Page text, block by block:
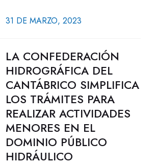
31 DE MARZO, 2023
LA CONFEDERACIÓN
HIDROGRÁFICA DEL
CANTÁBRICO SIMPLIFICA
LOS TRÁMITES PARA
REALIZAR ACTIVIDADES
MENORES EN EL
DOMINIO PÚBLICO
HIDRÁULICO